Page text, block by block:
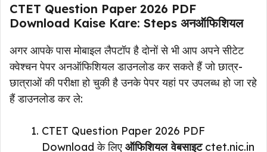
CTET Question Paper 2026 PDF
Download Kaise Kare: Steps अनऑफिशियल
अगर आपके पास मोबाइल लैपटॉप है दोनों से भी आप अपने सीटेट
क्वेश्चन पेपर अनऑफिशियल डाउनलोड कर सकते हैं जो छात्र-
छात्राओं की परीक्षा हो चुकी है उनके पेपर यहां पर उपलब्ध हो जा रहे
हैं डाउनलोड कर ले:
CTET Question Paper 2026 PDF
Download के लिए ऑफिशियल वेबसाइटctet.nic.in